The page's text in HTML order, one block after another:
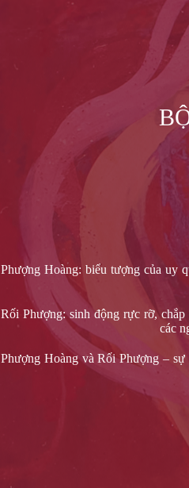
Phượng Hoàng: biểu tượng của uy
Rối Phượng: sinh động rực rỡ,
các
Phượng Hoàng và Rối Phượng –